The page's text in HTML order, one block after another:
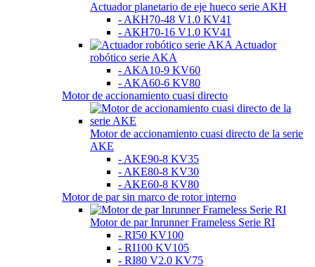
Actuador planetario de eje hueco serie AKH
- AKH70-48 V1.0 KV41
- AKH70-16 V1.0 KV41
Actuador
robótico serie AKA
- AKA10-9 KV60
- AKA60-6 KV80
Motor de accionamiento cuasi directo
Motor de accionamiento cuasi directo de la serie
AKE
- AKE90-8 KV35
- AKE80-8 KV30
- AKE60-8 KV80
Motor de par sin marco de rotor interno
Motor de par Inrunner Frameless Serie RI
- RI50 KV100
- RI100 KV105
- RI80 V2.0 KV75